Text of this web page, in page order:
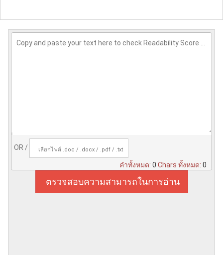
OR / เลือกไฟล์ .doc / .docx / .pdf / .txt
คำทั้งหมด: 0 Chars ทั้งหมด: 0
ตรวจสอบความสามารถในการอ่าน